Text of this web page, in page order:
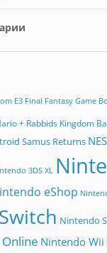
E3 Final Fantasy Game
+ Rabbids Kingdom
Samus Returns
3DS XL
eShop
Nintendo
Nintendo Wii